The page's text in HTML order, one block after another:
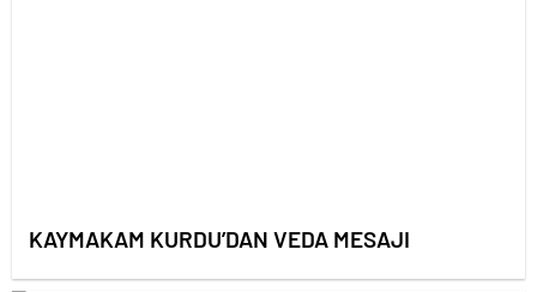
KAYMAKAM KURDU’DAN VEDA MESAJI